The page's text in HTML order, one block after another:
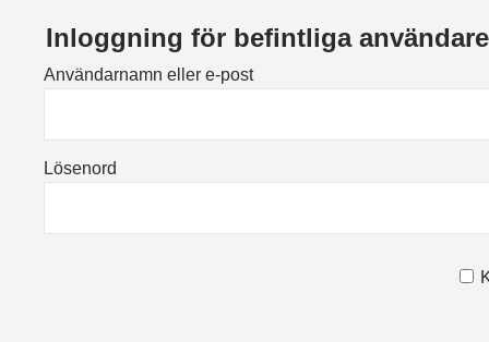
Inloggning för befintliga användare
Användarnamn eller e-post
Lösenord